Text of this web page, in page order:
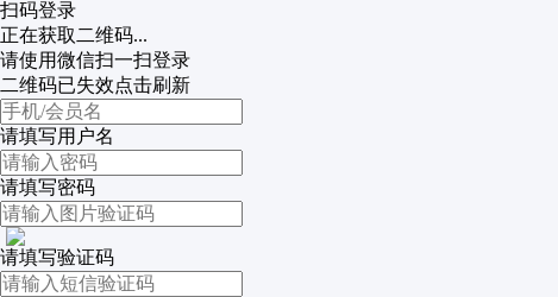
扫码登录
正在获取二维码...
请使用微信扫一扫登录
二维码已失效点击刷新
请填写用户名
请填写密码
请填写验证码